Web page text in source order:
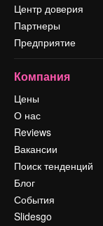
Центр доверия
Партнеры
Предприятие
Компания
Цены
О нас
Reviews
Вакансии
Поиск тенденций
Блог
События
Slidesgo